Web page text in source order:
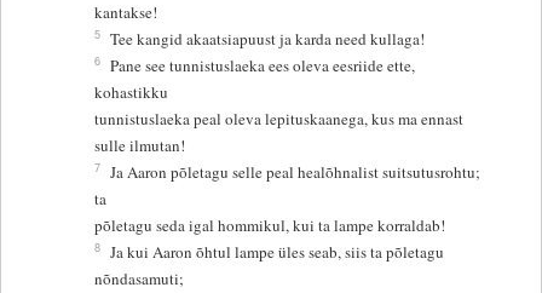
kantakse!
5 Tee kangid akaatsiapuust ja karda need kullaga!
6 Pane see tunnistuslaeka ees oleva eesriide ette,
kohastikku
tunnistuslaeka peal oleva lepituskaanega, kus ma ennast
sulle ilmutan!
7 Ja Aaron põletagu selle peal healõhnalist suitsutusrohtu;
ta
põletagu seda igal hommikul, kui ta lampe korraldab!
8 Ja kui Aaron õhtul lampe üles seab, siis ta põletagu
nõndasamuti;